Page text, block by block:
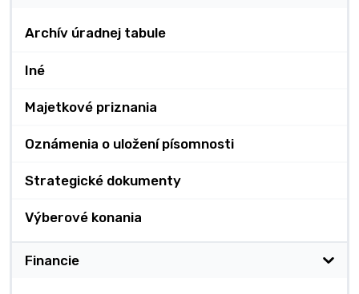
Archív úradnej tabule
Iné
Majetkové priznania
Oznámenia o uložení písomnosti
Strategické dokumenty
Výberové konania
Financie